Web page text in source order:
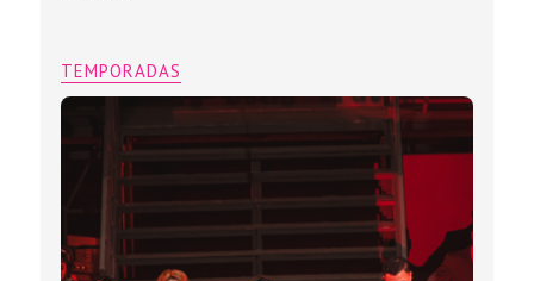
TEMPORADAS